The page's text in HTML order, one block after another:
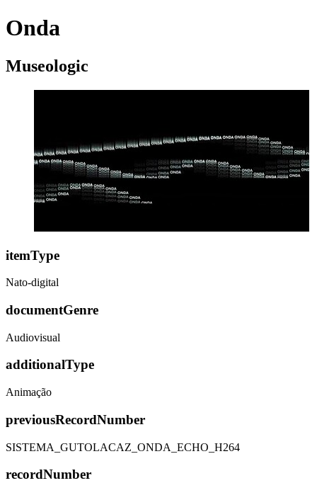
Onda
Museologic
itemType
Nato-digital
documentGenre
Audiovisual
additionalType
Animação
previousRecordNumber
SISTEMA_GUTOLACAZ_ONDA_ECHO_H264
recordNumber